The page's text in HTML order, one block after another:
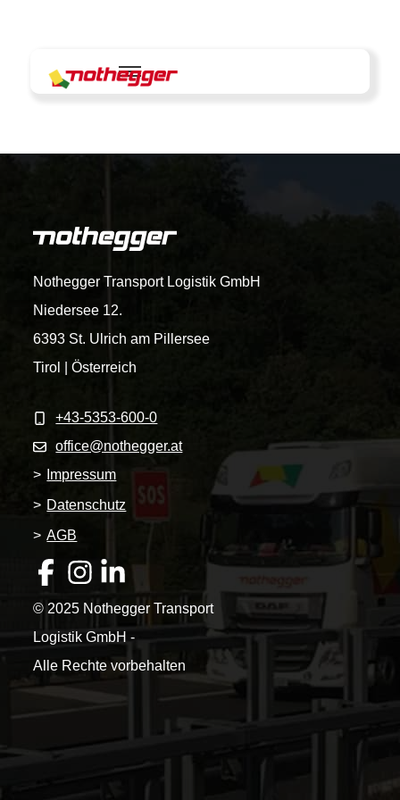
Nothegger Transport Logistik GmbH
Niedersee 12.
6393 St. Ulrich am Pillersee
Tirol | Österreich
+43-5353-600-0
office@nothegger.at
>
Impressum
> Datenschutz
> AGB
© 2025 Nothegger Transport
Logistik GmbH -
Alle Rechte vorbehalten